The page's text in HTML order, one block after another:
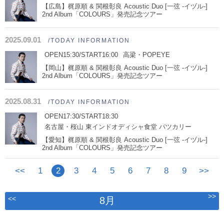
【広島】梶原順 & 関根彰良 Acoustic Duo [一弦 -イヅル-]
2nd Album「COLOURS」発売記念ツアー
2025.09.01 /TODAY INFORMATION
OPEN15:30/START16:00
高梁・POPEYE
【岡山】梶原順 & 関根彰良 Acoustic Duo [一弦 -イヅル-]
2nd Album「COLOURS」発売記念ツアー
2025.08.31 /TODAY INFORMATION
OPEN17:30/START18:30
名古屋・桜山 東インドオディシャ食堂 パツカリー
【愛知】梶原順 & 関根彰良 Acoustic Duo [一弦 -イヅル-]
2nd Album「COLOURS」発売記念ツアー
<< 1 2 3 4 5 6 7 8 9 >>
<< 8月 >>